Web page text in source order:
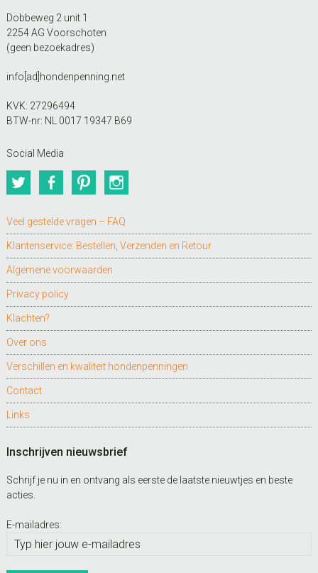
Dobbeweg 2 unit 1
2254 AG Voorschoten
(geen bezoekadres)
info[ad]hondenpenning.net
KVK: 27296494
BTW-nr: NL 0017 19347 B69
Social Media
TwitterFacebookPinterest
Veel gestelde vragen – FAQ
Klantenservice: Bestellen, Verzenden en Retour
Algemene voorwaarden
Privacy policy
Klachten?
Over ons
Verschillen en kwaliteit hondenpenningen
Contact
Links
Inschrijven nieuwsbrief
Schrijf je nu in en ontvang als eerste de laatste nieuwtjes en beste
acties.
E-mailadres: